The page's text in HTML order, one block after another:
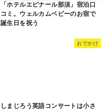
「ホテルエピナール那須」宿泊口
コミ。ウェルカムベビーのお宿で
誕生日を祝う
おでかけ
しまじろう英語コンサートは小さ